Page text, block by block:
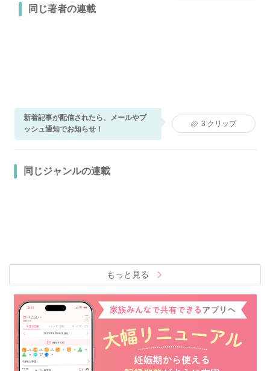
同じ著者の連載
新着記事が配信されたら、メールやプ
ッシュ通知でお知らせ！
3 クリップ
同じジャンルの連載
もっと見る